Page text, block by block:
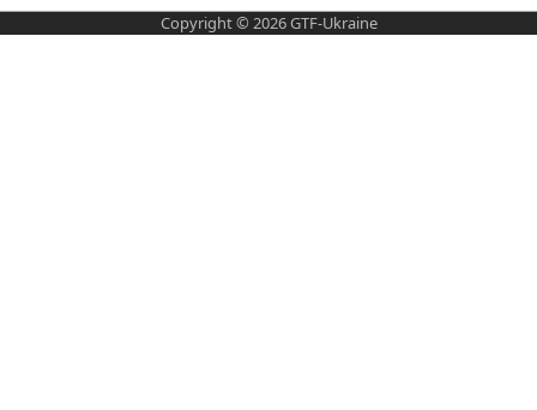
Copyright © 2026GTF-Ukraine